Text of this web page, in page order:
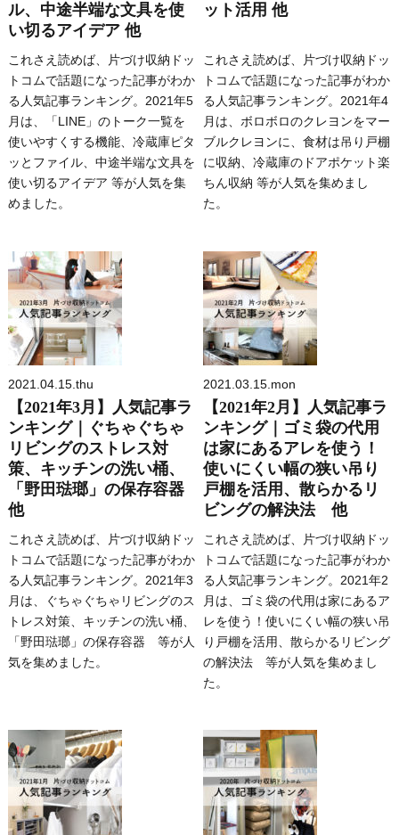
ル、中途半端な文具を使
い切るアイデア 他
これさえ読めば、片づけ収納ドッ
トコムで話題になった記事がわか
る人気記事ランキング。2021年5
月は、「LINE」のトーク一覧を
使いやすくする機能、冷蔵庫ピタ
ッとファイル、中途半端な文具を
使い切るアイデア 等が人気を集
めました。
ット活用 他
これさえ読めば、片づけ収納ドッ
トコムで話題になった記事がわか
る人気記事ランキング。2021年4
月は、ボロボロのクレヨンをマー
ブルクレヨンに、食材は吊り戸棚
に収納、冷蔵庫のドアポケット楽
ちん収納 等が人気を集めまし
た。
2021.04.15.thu
【2021年3月】人気記事ラ
ンキング｜ぐちゃぐちゃ
リビングのストレス対
策、キッチンの洗い桶、
「野田琺瑯」の保存容器
他
これさえ読めば、片づけ収納ドッ
トコムで話題になった記事がわか
る人気記事ランキング。2021年3
月は、ぐちゃぐちゃリビングのス
トレス対策、キッチンの洗い桶、
「野田琺瑯」の保存容器 等が人
気を集めました。
2021.03.15.mon
【2021年2月】人気記事ラ
ンキング｜ゴミ袋の代用
は家にあるアレを使う！
使いにくい幅の狭い吊り
戸棚を活用、散らかるリ
ビングの解決法 他
これさえ読めば、片づけ収納ドッ
トコムで話題になった記事がわか
る人気記事ランキング。2021年2
月は、ゴミ袋の代用は家にあるア
レを使う！使いにくい幅の狭い吊
り戸棚を活用、散らかるリビング
の解決法 等が人気を集めまし
た。